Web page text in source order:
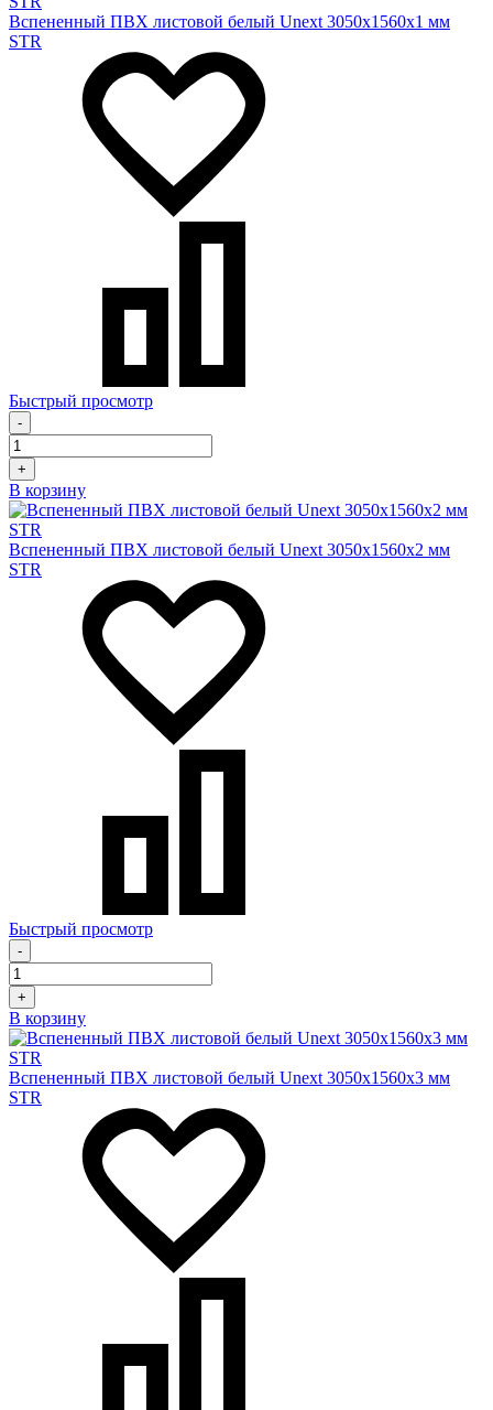
Вспененный ПВХ листовой белый Unext 3050х1560х1 мм
STR
Быстрый просмотр
-
+
В корзину
Вспененный ПВХ листовой белый Unext 3050х1560х2 мм
STR
Быстрый просмотр
-
+
В корзину
Вспененный ПВХ листовой белый Unext 3050х1560х3 мм
STR